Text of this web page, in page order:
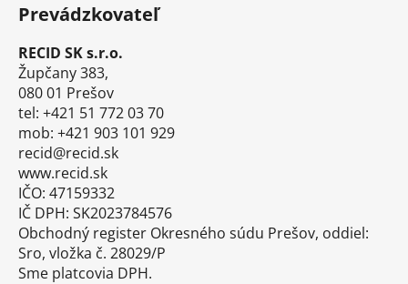
Prevádzkovateľ
RECID SK s.r.o.
Župčany 383,
080 01 Prešov
tel: +421 51 772 03 70
mob: +421 903 101 929
recid@recid.sk
www.recid.sk
IČO: 47159332
IČ DPH: SK2023784576
Obchodný register Okresného súdu Prešov, oddiel:
Sro, vložka č. 28029/P
Sme platcovia DPH.